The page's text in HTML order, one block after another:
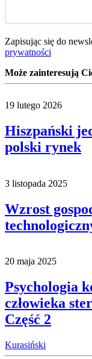
Zapisując się do
prywatności
Może zainteresują
19 lutego 2026
Hiszpański
polski rynek
3 listopada 2025
Wzrost
20 maja 2025
Psychologia
człowieka
Część 2
Kurasiński